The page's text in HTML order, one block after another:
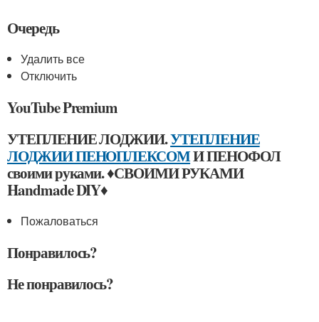
Очередь
Удалить все
Отключить
YouTube Premium
УТЕПЛЕНИЕ ЛОДЖИИ.УТЕПЛЕНИЕ
ЛОДЖИИ ПЕНОПЛЕКСОМИ ПЕНОФОЛ
своими руками. ♦СВОИМИ РУКАМИ
Handmade DIY♦
Пожаловаться
Понравилось?
Не понравилось?